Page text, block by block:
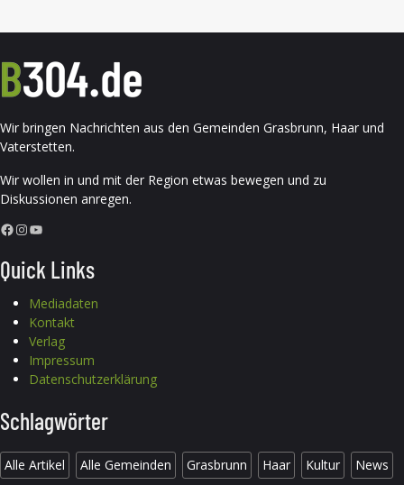
Wir bringen Nachrichten aus den Gemeinden Grasbrunn, Haar und
Vaterstetten.
Wir wollen in und mit der Region etwas bewegen und zu
Diskussionen anregen.
Facebook InstagramYouTube
Quick Links
Mediadaten
Kontakt
Verlag
Impressum
Datenschutzerklärung
Schlagwörter
Alle Artikel Alle Gemeinden Grasbrunn Haar Kultur News